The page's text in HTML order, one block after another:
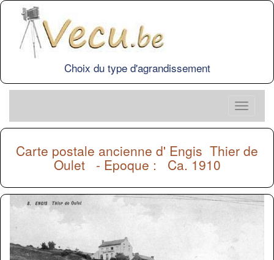
Choix du type d'agrandissement
Carte postale ancienne d' Engis Thier de
Oulet - Epoque : Ca. 1910